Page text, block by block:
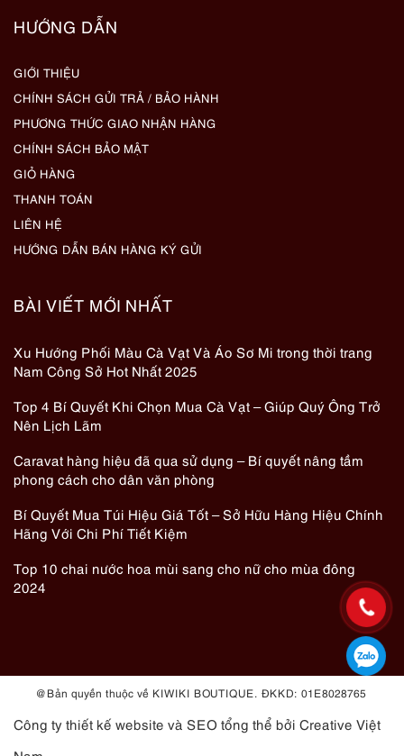
HƯỚNG DẪN
GIỚI THIỆU
CHÍNH SÁCH GỬI TRẢ / BẢO HÀNH
PHƯƠNG THỨC GIAO NHẬN HÀNG
CHÍNH SÁCH BẢO MẬT
GIỎ HÀNG
THANH TOÁN
LIÊN HỆ
HƯỚNG DẪN BÁN HÀNG KÝ GỬI
BÀI VIẾT MỚI NHẤT
Xu Hướng Phối Màu Cà Vạt Và Áo Sơ Mi trong thời trang
Nam Công Sở Hot Nhất 2025
Top 4 Bí Quyết Khi Chọn Mua Cà Vạt – Giúp Quý Ông Trở
Nên Lịch Lãm
Caravat hàng hiệu đã qua sử dụng – Bí quyết nâng tầm
phong cách cho dân văn phòng
Bí Quyết Mua Túi Hiệu Giá Tốt – Sở Hữu Hàng Hiệu Chính
Hãng Với Chi Phí Tiết Kiệm
Top 10 chai nước hoa mùi sang cho nữ cho mùa đông
2024
@ Bản quyền thuộc về KIWIKI BOUTIQUE. ĐKKD: 01E8028765
Công ty thiết kế website và SEO tổng thể bởi Creative Việt